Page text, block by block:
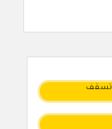
تسقف